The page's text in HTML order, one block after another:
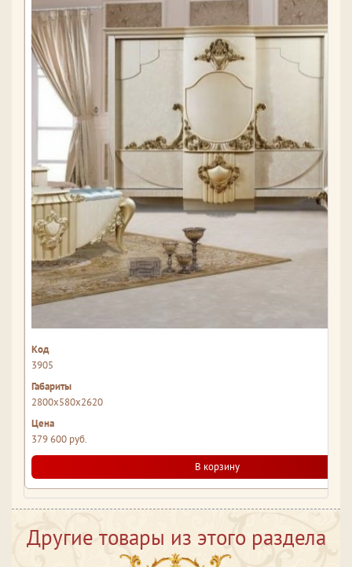
3905
2800x580x2620
379 600 руб.
В корзину
Другие товары из этого раздела